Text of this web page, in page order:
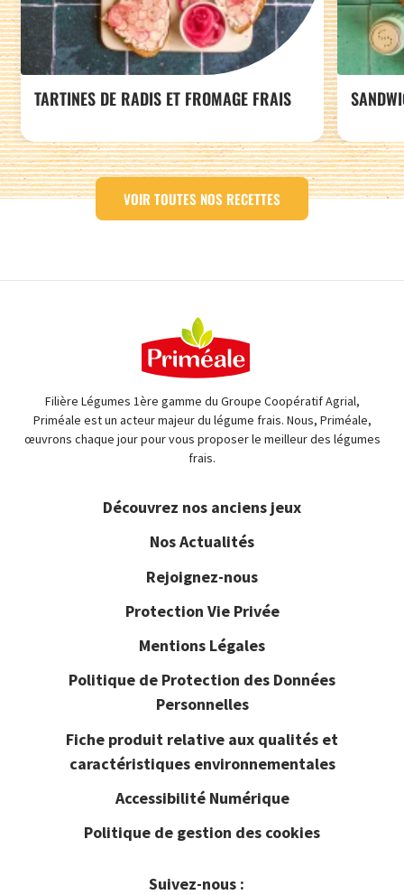
TARTINES DE RADIS ET FROMAGE FRAIS
VOIR TOUTES NOS RECETTES
Filière Légumes 1ère gamme du Groupe Coopératif Agrial,
Priméale est un acteur majeur du légume frais. Nous, Priméale,
œuvrons chaque jour pour vous proposer le meilleur des légumes
frais.
Découvrez nos anciens jeux
Nos Actualités
Rejoignez-nous
Protection Vie Privée
Mentions Légales
Politique de Protection des Données
Personnelles
Fiche produit relative aux qualités et
caractéristiques environnementales
Accessibilité Numérique
Politique de gestion des cookies
Suivez-nous :